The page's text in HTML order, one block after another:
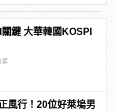
鍵 大華韓國KOSPI
案
風行！20位好萊塢男